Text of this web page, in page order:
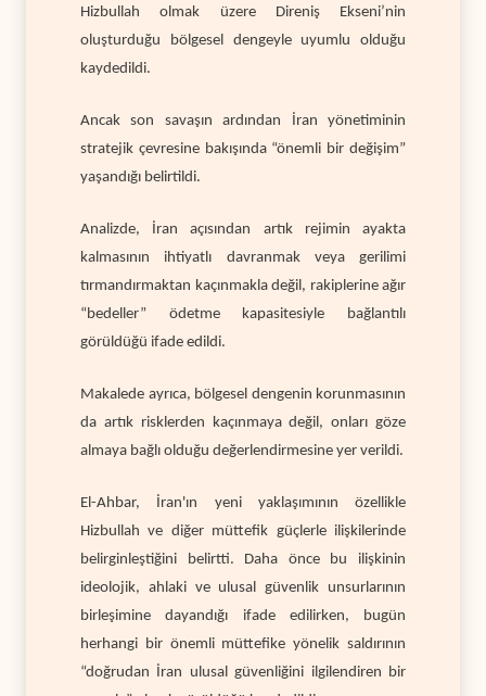
Hizbullah olmak üzere Direniş Ekseni’nin
oluşturduğu bölgesel dengeyle uyumlu olduğu
kaydedildi.
Ancak son savaşın ardından İran yönetiminin
stratejik çevresine bakışında “önemli bir değişim”
yaşandığı belirtildi.
Analizde, İran açısından artık rejimin ayakta
kalmasının ihtiyatlı davranmak veya gerilimi
tırmandırmaktan kaçınmakla değil, rakiplerine ağır
“bedeller” ödetme kapasitesiyle bağlantılı
görüldüğü ifade edildi.
Makalede ayrıca, bölgesel dengenin korunmasının
da artık risklerden kaçınmaya değil, onları göze
almaya bağlı olduğu değerlendirmesine yer verildi.
El-Ahbar, İran'ın yeni yaklaşımının özellikle
Hizbullah ve diğer müttefik güçlerle ilişkilerinde
belirginleştiğini belirtti. Daha önce bu ilişkinin
ideolojik, ahlaki ve ulusal güvenlik unsurlarının
birleşimine dayandığı ifade edilirken, bugün
herhangi bir önemli müttefike yönelik saldırının
“doğrudan İran ulusal güvenliğini ilgilendiren bir